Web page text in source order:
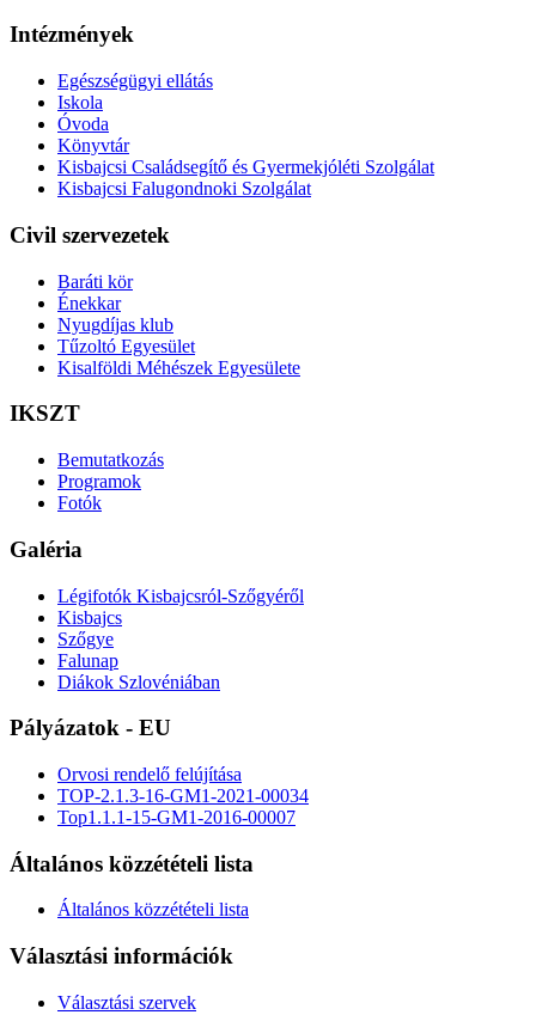
Intézmények
Egészségügyi ellátás
Iskola
Óvoda
Könyvtár
Kisbajcsi Családsegítő és Gyermekjóléti Szolgálat
Kisbajcsi Falugondnoki Szolgálat
Civil szervezetek
Baráti kör
Énekkar
Nyugdíjas klub
Tűzoltó Egyesület
Kisalföldi Méhészek Egyesülete
IKSZT
Bemutatkozás
Programok
Fotók
Galéria
Légifotók Kisbajcsról-Szőgyéről
Kisbajcs
Szőgye
Falunap
Diákok Szlovéniában
Pályázatok - EU
Orvosi rendelő felújítása
TOP-2.1.3-16-GM1-2021-00034
Top1.1.1-15-GM1-2016-00007
Általános közzétételi lista
Általános közzétételi lista
Választási információk
Választási szervek